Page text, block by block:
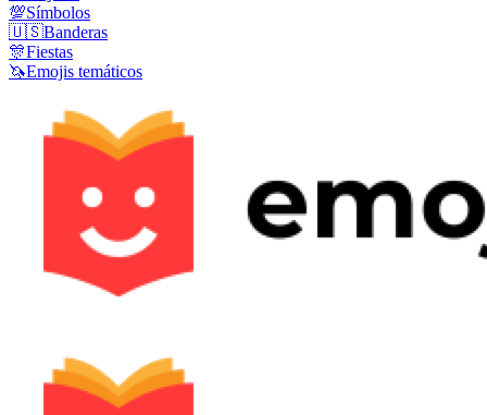
💯Símbolos
🇺🇸Banderas
🎊Fiestas
🦄Emojis temáticos